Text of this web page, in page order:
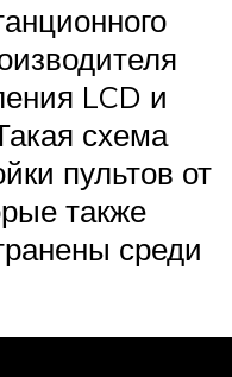
LCD и
схема
пультов от
также
среди